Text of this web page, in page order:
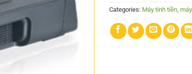
Categories: Máy tính tiền,